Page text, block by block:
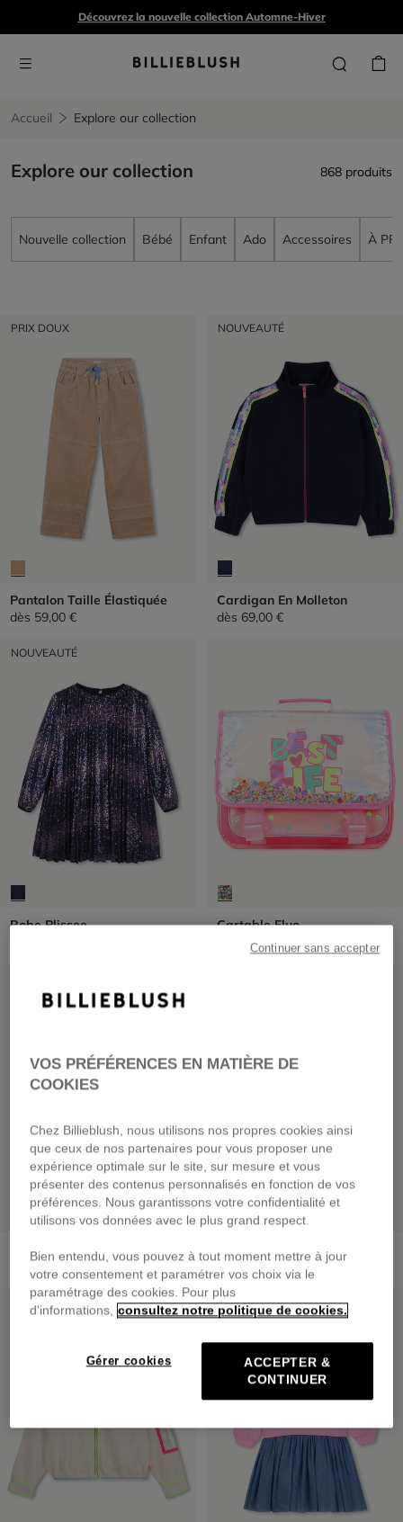
Découvrez la nouvelle collection Automne-Hiver
Accueil Explore our collection
Explore our collection 868 produits
Nouvelle collection Bébé Enfant Ado Accessoires À
PRIX DOUX
Pantalon Taille Élastiquée
dès 59,00 €
NOUVEAUTÉ
Cardigan En Molleton
dès 69,00 €
NOUVEAUTÉ
Robe Plissee
Cartable Fluo
69,00 €
Pantalon En Denim
dès65,00 €
Pantalon De Jogging
dès55,00 €
NOUVEAUTÉ NOUVEAUTÉ
VOS PRÉFÉRENCES EN MATIÈRE DE
COOKIES
Chez Billieblush, nous utilisons nos propres cookies ainsi
que ceux de nos partenaires pour vous proposer une
expérience optimale sur le site, sur mesure et vous
présenter des contenus personnalisés en fonction de vos
préférences. Nous garantissons votre confidentialité et
utilisons vos données avec le plus grand respect.
Bien entendu, vous pouvez à tout moment mettre à jour
votre consentement et paramétrer vos choix via le
paramétrage des cookies. Pour plus
d'informations, consultez notre politique de cookies.
Gérer cookies
ACCEPTER &
CONTINUER
Continuer sans accepter